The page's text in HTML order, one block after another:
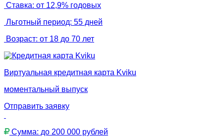
Ставка: от 12,9% годовых
Льготный период: 55 дней
Возраст: от 18 до 70 лет
Виртуальная кредитная карта Kviku
моментальный выпуск
Отправить заявку
Сумма: до 200 000 рублей